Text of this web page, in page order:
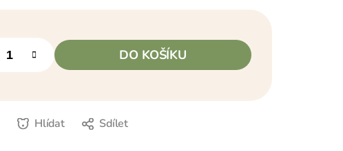
DO KOŠÍKU
Hlídat Sdílet